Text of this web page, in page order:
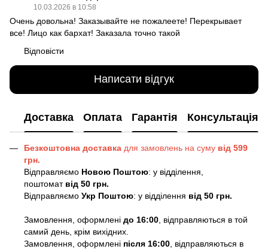
10.03.2026 в 10:58
Очень довольна! Заказывайте не пожалеете! Перекрывает
все! Лицо как бархат! Заказала точно такой
Відповісти
Написати відгук
Доставка Оплата Гарантія Консультація
Безкоштовна доставка для замовлень на суму від 599
грн.
Відправляємо Новою Поштою: у відділення,
поштомат від 50 грн.
Відправляємо Укр Поштою: у відділення від 50 грн.
Замовлення, оформлені до 16:00 , відправляються в той
самий день, крім вихідних.
Замовлення, оформлені після 16:00 , відправляються в